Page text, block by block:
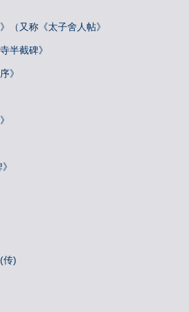
（又称《太子舍人帖》
半截碑》
》
传)